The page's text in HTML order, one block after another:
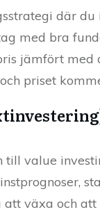
där
med bra
jämfört
priset
till value
växa och